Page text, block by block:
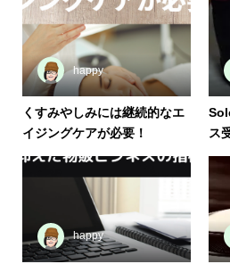
happy
くすみやしみには継続的なエ
イジングケアが必要！
ス
happy